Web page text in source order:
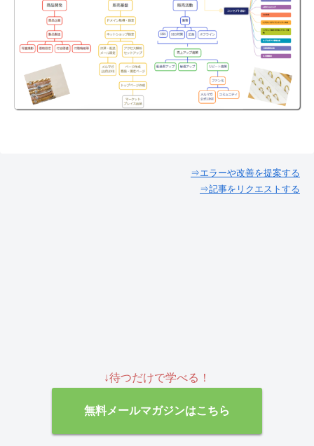
⇒エラーや改善を提案する
⇒記事をリクエストする
↓待つだけで学べる！
無料メールマガジンはこちら